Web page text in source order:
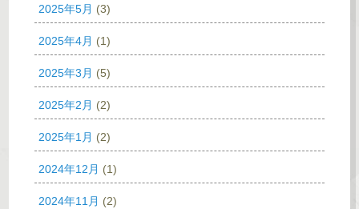
2025年5月 (3)
2025年4月 (1)
2025年3月 (5)
2025年2月 (2)
2025年1月 (2)
2024年12月 (1)
2024年11月 (2)